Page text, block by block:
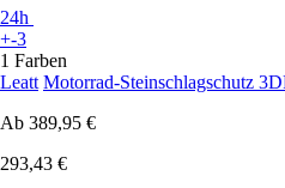
24h
+-3
1 Farben
Leatt Motorrad-Steinschlagschutz
Ab 389,95 €
293,43 €